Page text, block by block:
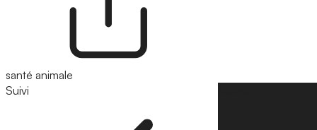
santé animale
Suivi